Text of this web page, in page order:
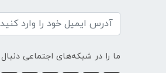
ما را در شبکه‌های اجتماعی